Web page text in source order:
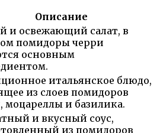
Описание
и освежающий салат, в
помидоры черри
основным
итальянское блюдо,
из слоев помидоров
моцареллы и базилика.
и вкусный соус,
из помидоров